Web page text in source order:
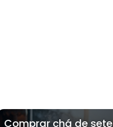
Comprar chá de sete